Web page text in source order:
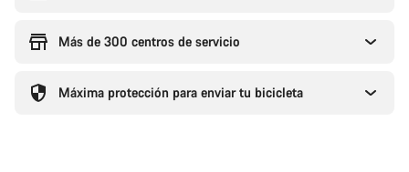
Más de 300 centros de servicio
Máxima protección para enviar tu bicicleta